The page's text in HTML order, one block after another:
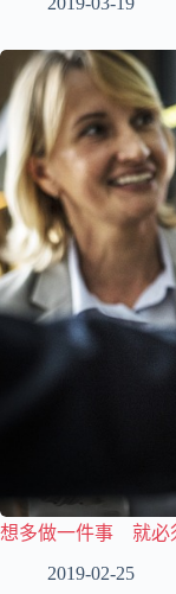
想多做一件事 就必
2019-02-25